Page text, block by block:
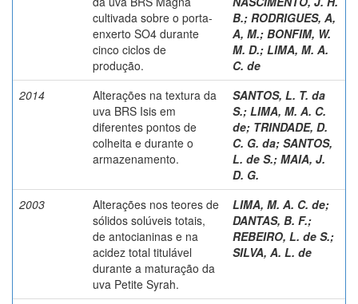
cultivada sobre o porta-
enxerto SO4 durante
cinco ciclos de
produção.
B.; RODRIGUES, A,
A, M.; BONFIM, W.
M. D.; LIMA, M. A.
C. de
2014
Alterações na textura da
uva BRS Isis em
diferentes pontos de
colheita e durante o
armazenamento.
SANTOS, L. T. da
S.; LIMA, M. A. C.
de; TRINDADE, D.
C. G. da; SANTOS,
L. de S.; MAIA, J.
D. G.
2003
Alterações nos teores de
sólidos solúveis totais,
de antocianinas e na
acidez total titulável
durante a maturação da
uva Petite Syrah.
LIMA, M. A. C. de;
DANTAS, B. F.;
REBEIRO, L. de S.;
SILVA, A. L. de